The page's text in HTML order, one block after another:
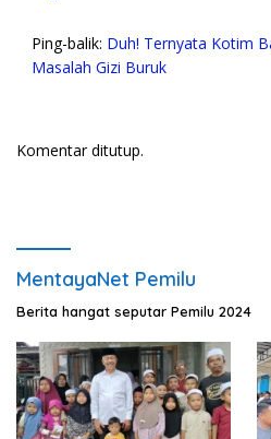
Ping-balik: Duh! Ternyata Kotim
Masalah Gizi Buruk
Komentar ditutup.
MentayaNet Pemilu
Berita hangat seputar Pemilu 2024